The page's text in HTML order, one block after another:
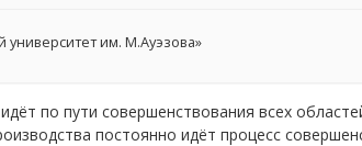
университет им. М.Ауэзова»
по пути совершенствования всех
постоянно идёт процесс